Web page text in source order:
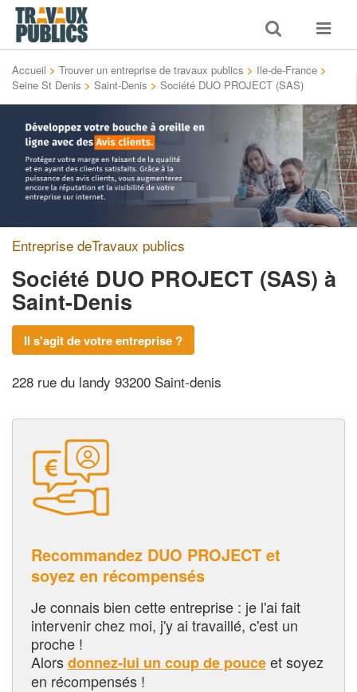
Toggle
search
Toggle
Accueil > Trouver un entreprise de travaux publics > Ile-de-France >
Seine St Denis > Saint-Denis > Société DUO PROJECT (SAS)
Entreprise deTravaux publics
Société DUO PROJECT (SAS) à
Saint-Denis
Il s'agit de votre entreprise ?
228 rue du landy 93200 Saint-denis
Recommandez DUO PROJECT et
soyez en récompensés
Je connais bien cette entreprise : je l'ai fait
intervenir chez moi, j'y ai travaillé, c'est un
proche !
Alorsdonnez-lui un coup de pouceet soyez
en récompensés !